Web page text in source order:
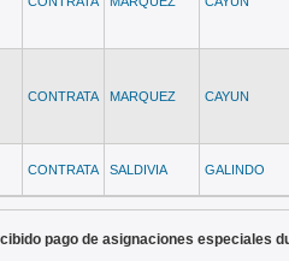
CONTRATA MARQUEZ CAYUN
CONTRATA SALDIVIA GALINDO
pago de asignaciones especiales